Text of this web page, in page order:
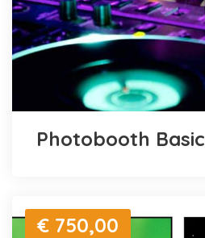
Photobooth Basic
€ 750,00